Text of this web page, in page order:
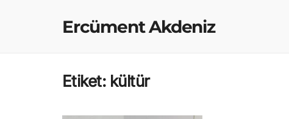
Ercüment Akdeniz
Etiket: kültür